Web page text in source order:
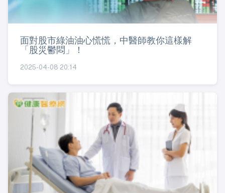
面對股市綠油油心慌慌，中醫師教你這樣解
「股災鬱悶」！
2025-04-08 20:14